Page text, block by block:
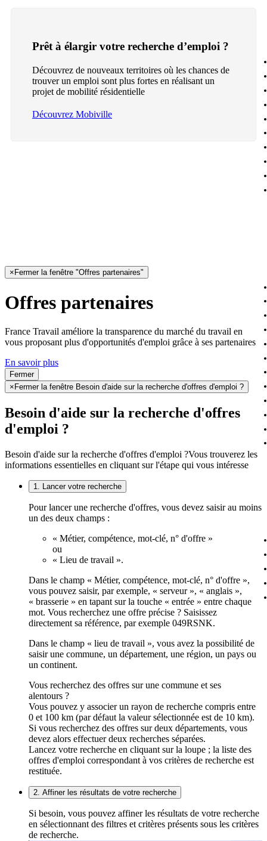
Prêt à élargir votre recherche d’emploi ?
Découvrez de nouveaux territoires où les chances de
trouver un emploi sont plus fortes en réalisant un
projet de mobilité résidentielle
Découvrez Mobiville
× Fermer la fenêtre "Offres partenaires"
Offres partenaires
France Travail améliore la transparence du marché du travail en
vous proposant plus d'opportunités d'emploi grâce à ses partenaires
En savoir plus
Fermer
× Fermer la fenêtre Besoin d'aide sur la recherche d'offres d'emploi ?
Besoin d'aide sur la recherche d'offres
d'emploi ?
Besoin d'aide sur la recherche d'offres d'emploi ?Vous trouverez les
informations essentielles en cliquant sur l'étape qui vous intéresse
1. Lancer votre recherche
Pour lancer une recherche d'offres, vous devez saisir au moins
un des deux champs :
« Métier, compétence, mot-clé, n° d'offre »
ou
« Lieu de travail ».
Dans le champ « Métier, compétence, mot-clé, n° d'offre »,
vous pouvez saisir, par exemple, « serveur », « anglais »,
« brasserie » en tapant sur la touche « entrée » entre chaque
mot. Vous recherchez une offre précise ? Saisissez
directement sa référence, par exemple 049RSNK.
Dans le champ « lieu de travail », vous avez la possibilité de
saisir une commune, un département, une région, un pays ou
un continent.
Vous recherchez des offres sur une commune et ses
alentours ?
Vous pouvez y associer un rayon de recherche compris entre
0 et 100 km (par défaut la valeur sélectionnée est de 10 km).
Si vous recherchez des offres sur deux départements, vous
devez alors effectuer deux recherches séparées.
Lancez votre recherche en cliquant sur la loupe ; la liste des
offres d'emploi correspondant à vos critères de recherche est
restituée.
2. Affiner les résultats de votre recherche
Si besoin, vous pouvez affiner les résultats de votre recherche
en sélectionnant des filtres et critères présents sous les critères
de recherche.